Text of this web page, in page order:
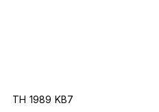
TH 1989 KB7